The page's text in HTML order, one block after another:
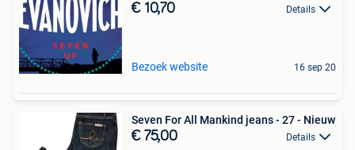
€ 10,70 Details
Bezoek website 16 sep 20
Seven For All Mankind jeans - 27 - Nieuw
€ 75,00 Details